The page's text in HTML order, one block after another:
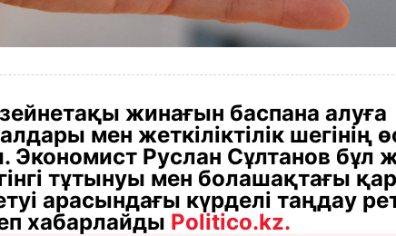
жинағын баспана алуға
мен жеткіліктілік шегінің
Экономист Руслан Сұлтанов бұл
тұтынуы мен болашақтағы
арасындағы күрделі таңдау
хабарлайды Politico.kz.